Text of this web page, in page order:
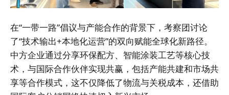
在“一带一路”倡议与产能合作的背景下，考察团讨论
了“技术输出+本地化运营”的双向赋能全球化新路径。
中方企业通过分享环保配方、智能涂装工艺等核心技
术，与国际合作伙伴实现共赢，包括产能共建和市场共
享等合作模式，这不仅降低了物流与关税成本，还借助